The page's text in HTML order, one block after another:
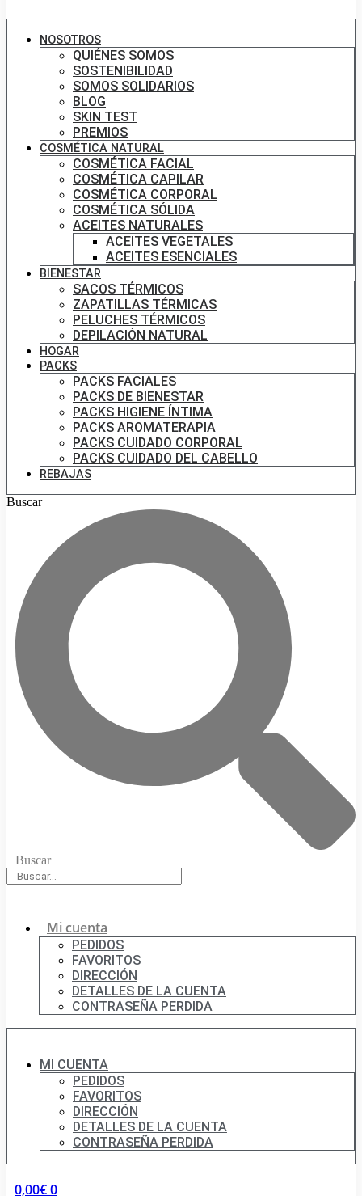
NOSOTROS
QUIÉNES SOMOS
SOSTENIBILIDAD
SOMOS SOLIDARIOS
BLOG
SKIN TEST
PREMIOS
COSMÉTICA NATURAL
COSMÉTICA FACIAL
COSMÉTICA CAPILAR
COSMÉTICA CORPORAL
COSMÉTICA SÓLIDA
ACEITES NATURALES
ACEITES VEGETALES
ACEITES ESENCIALES
BIENESTAR
SACOS TÉRMICOS
ZAPATILLAS TÉRMICAS
PELUCHES TÉRMICOS
DEPILACIÓN NATURAL
HOGAR
PACKS
PACKS FACIALES
PACKS DE BIENESTAR
PACKS HIGIENE ÍNTIMA
PACKS AROMATERAPIA
PACKS CUIDADO CORPORAL
PACKS CUIDADO DEL CABELLO
REBAJAS
Buscar
Buscar
Mi cuenta
PEDIDOS
FAVORITOS
DIRECCIÓN
DETALLES DE LA CUENTA
CONTRASEÑA PERDIDA
MI CUENTA
PEDIDOS
FAVORITOS
DIRECCIÓN
DETALLES DE LA CUENTA
CONTRASEÑA PERDIDA
0,00€0